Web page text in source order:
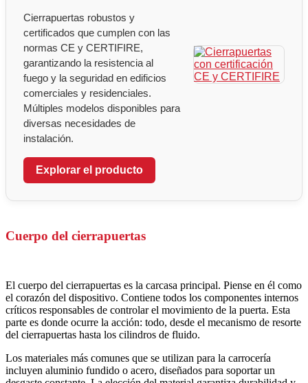
Cierrapuertas robustos y
certificados que cumplen con las
normas CE y CERTIFIRE,
garantizando la resistencia al
fuego y la seguridad en edificios
comerciales y residenciales.
Múltiples modelos disponibles para
diversas necesidades de
instalación.
Explorar el producto
Cuerpo del cierrapuertas
El cuerpo del cierrapuertas es la carcasa principal. Piense en él como
el corazón del dispositivo. Contiene todos los componentes internos
críticos responsables de controlar el movimiento de la puerta. Esta
parte es donde ocurre la acción: todo, desde el mecanismo de resorte
del cierrapuertas hasta los cilindros de fluido.
Los materiales más comunes que se utilizan para la carrocería
incluyen aluminio fundido o acero, diseñados para soportar un